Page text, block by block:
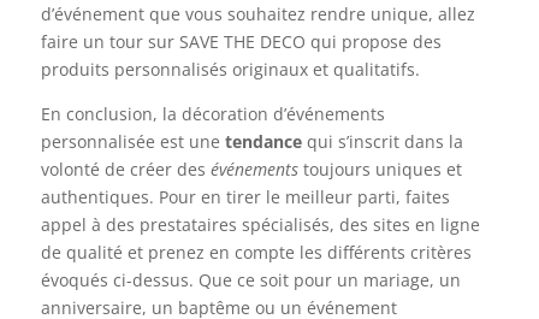
d’événement que vous souhaitez rendre unique, allez
faire un tour sur SAVE THE DECO qui propose des
produits personnalisés originaux et qualitatifs.
En conclusion, la décoration d’événements
personnalisée est une tendancequi s’inscrit dans la
volonté de créer des événements toujours uniques et
authentiques. Pour en tirer le meilleur parti, faites
appel à des prestataires spécialisés, des sites en ligne
de qualité et prenez en compte les différents critères
évoqués ci-dessus. Que ce soit pour un mariage, un
anniversaire, un baptême ou un événement